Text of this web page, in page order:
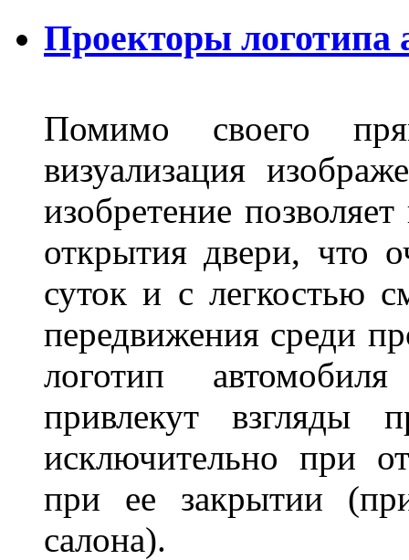
Проекторы логотипа
Помимо своего
визуализация
изобретение
открытия двери, что
суток и с легкостью
передвижения среди
логотип
привлекут взгляды
исключительно при
при ее закрытии
салона).